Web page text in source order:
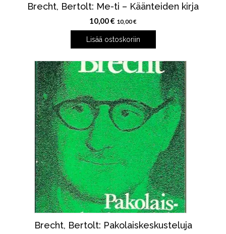
Brecht, Bertolt: Me-ti – Käänteiden kirja
10,00€ 10,00€
Lisää ostoskoriin
Brecht, Bertolt: Pakolaiskeskusteluja